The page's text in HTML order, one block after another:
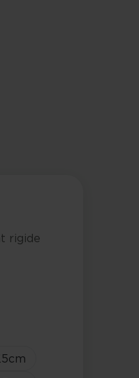
rigide
cm